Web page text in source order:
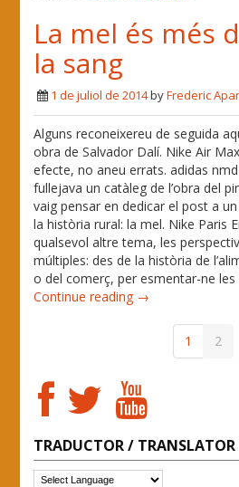
La mel és més
la sang
1 de juliol de 2014byFrederic
Alguns reconeixereu de seguida
obra de Salvador Dalí. Nike Air
efecte, no aneu errats. adidas
fullejava un catàleg de l’obra del
vaig pensar en dedicar el post a
la història rural: la mel. Nike Paris
qualsevol altre tema, les
múltiples: des de la història de
o del comerç, per esmentar-ne
Continue reading →
1 2
TRADUCTOR / TRANSLATOR